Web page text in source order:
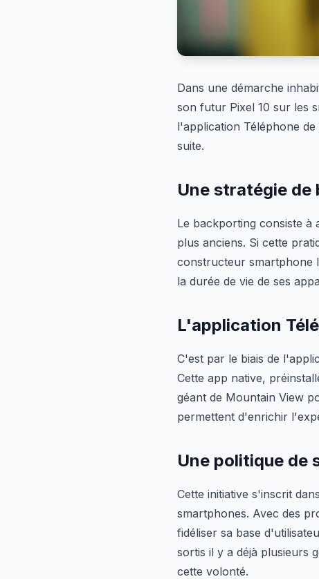
Dans une démarche
son futur Pixel 10 sur les
l'application Téléphone
suite.
Une stratégie
Le backporting consiste à
plus anciens. Si cette
constructeur smartphone
la durée de vie de ses
L'application
C'est par le biais de
Cette app native,
géant de Mountain View
permettent d'enrichir
Une politique de
Cette initiative s'inscrit
smartphones. Avec des
fidéliser sa base
sortis il y a déjà plusieurs
cette volonté.